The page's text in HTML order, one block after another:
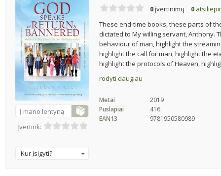
Į mano lentyną
Įvertink:
Kur įsigyti?
0 įvertinimų 0
These end-time books, these parts of
dictated to My willing servant, Anthony.
behaviour of man, highlight the
highlight the call for man, highlight the
highlight the protocols of Heaven,
rodyti daugiau
Metai
2019
Puslapiai
416
EAN13
9781950580989